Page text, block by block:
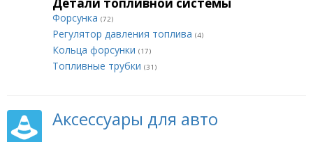
Форсунка (72)
Регулятор давления топлива (4)
Кольца форсунки (17)
Топливные трубки (31)
Аксессуары для авто